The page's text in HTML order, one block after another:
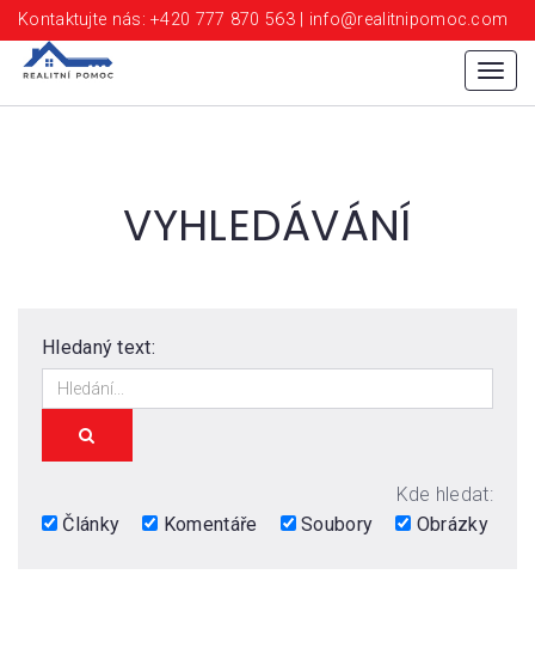
Kontaktujte nás: +420 777 870 563 | info@realitnipomoc.com
Menu
VYHLEDÁVÁNÍ
Hledaný text:
Kde hledat:
Články
Komentáře Soubory Obrázky